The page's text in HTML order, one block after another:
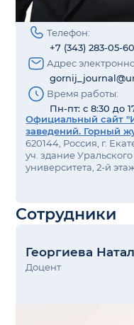
Телефон:
+7 (343) 283-05-60
Адрес
Время работы:
Пн-пт: с 8:30 до
Официальный сайт
заведений. Горный
620144, Россия, г.
уч. здание
университета, 2-й
Сотрудники
Георгиева
Доцент